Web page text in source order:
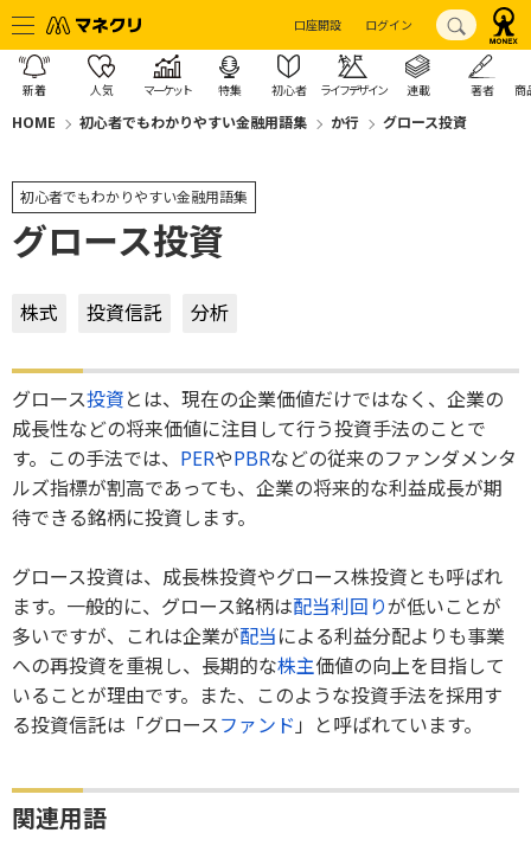
口座開設 ログイン
新着 人気 マーケット 特集 初心者 ライフデザイン 連載 著者 商
HOME 初心者でもわかりやすい金融用語集 か行 グロース投資
初心者でもわかりやすい金融用語集
グロース投資
株式 投資信託 分析
グロース投資とは、現在の企業価値だけではなく、企業の
成長性などの将来価値に注目して行う投資手法のことで
す。この手法では、 PERやPBRなどの従来のファンダメンタ
ルズ指標が割高であっても、企業の将来的な利益成長が期
待できる銘柄に投資します。
グロース投資は、成長株投資やグロース株投資とも呼ばれ
ます。一般的に、グロース銘柄は配当利回りが低いことが
多いですが、これは企業が配当による利益分配よりも事業
への再投資を重視し、長期的な株主価値の向上を目指して
いることが理由です。また、このような投資手法を採用す
る投資信託は「グロースファンド 」と呼ばれています。
関連用語